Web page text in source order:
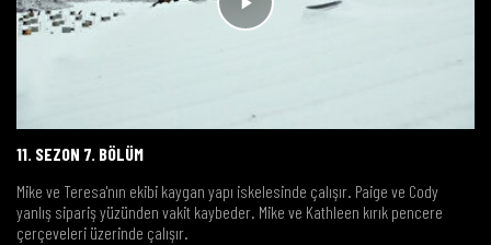
11. SEZON 7. BÖLÜM
Mike ve Teresa'nın ekibi kaygan yapı iskelesinde çalışır. Paige ve Cody
yanlış sipariş yüzünden vakit kaybeder. Mike ve Kathleen kırık pencere
çerçeveleri üzerinde çalışır.